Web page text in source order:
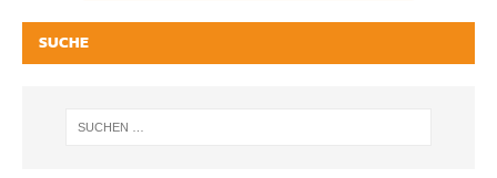
SUCHE